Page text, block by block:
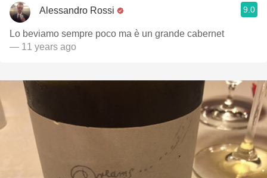
Alessandro Rossi 9.0
Lo beviamo sempre poco ma è un grande cabernet
— 11 years ago